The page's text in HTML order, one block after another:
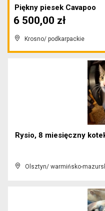
Piękny piesek Cavapoo
Krosno/ podkarpackie
6 500,00 zł
Rysio, 8 miesięczny
Olsztyn/ warmińsko-